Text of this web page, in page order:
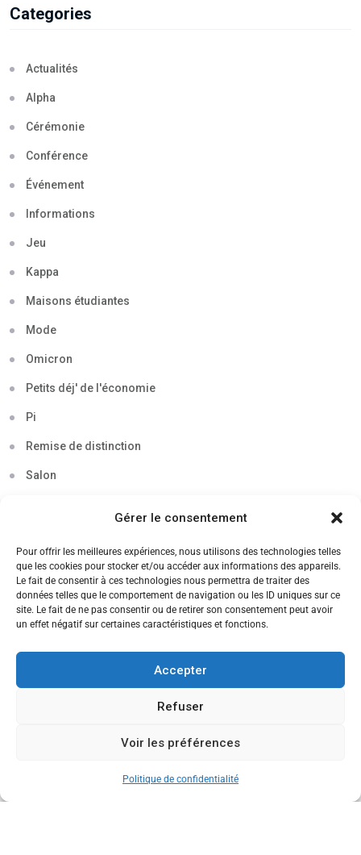
Gérer le consentement
Pour offrir les meilleures expériences, nous utilisons des technologies telles
que les cookies pour stocker et/ou accéder aux informations des appareils.
Le fait de consentir à ces technologies nous permettra de traiter des
données telles que le comportement de navigation ou les ID uniques sur ce
site. Le fait de ne pas consentir ou de retirer son consentement peut avoir
un effet négatif sur certaines caractéristiques et fonctions.
Accepter
Refuser
Voir les préférences
Politique de confidentialité
Categories
Actualités
Alpha
Cérémonie
Conférence
Événement
Informations
Jeu
Kappa
Maisons étudiantes
Mode
Omicron
Petits déj' de l'économie
Pi
Remise de distinction
Salon
Soirée
Sortie découverte
Tau
Témoignage
CANDIDATEZ MAINTENANT